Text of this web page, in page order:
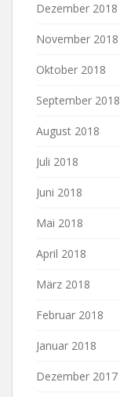
Dezember 2018
November 2018
Oktober 2018
September 2018
August 2018
Juli 2018
Juni 2018
Mai 2018
April 2018
März 2018
Februar 2018
Januar 2018
Dezember 2017